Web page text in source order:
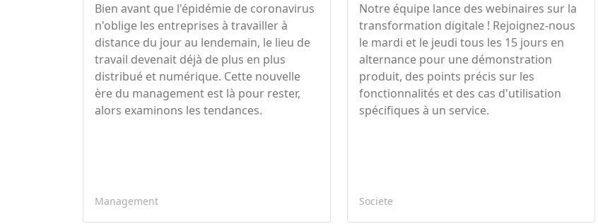
Bien avant que l'épidémie de coronavirus
n'oblige les entreprises à travailler à
distance du jour au lendemain, le lieu de
travail devenait déjà de plus en plus
distribué et numérique. Cette nouvelle
ère du management est là pour rester,
alors examinons les tendances.
Management
Notre équipe lance des webinaires sur la
transformation digitale ! Rejoignez-nous
le mardi et le jeudi tous les 15 jours en
alternance pour une démonstration
produit, des points précis sur les
fonctionnalités et des cas d'utilisation
spécifiques à un service.
Societe